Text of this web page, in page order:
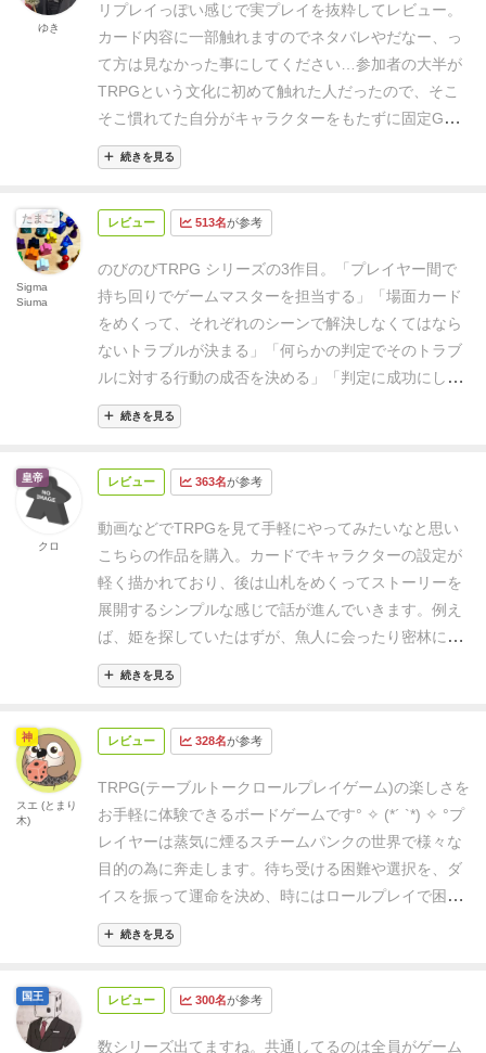
プレイヤーがキャラを演じる(ロールプレイ)にあたっ
て能力設定や性格づけが面倒
などの点が挙げられると
思うところ、
・ストーリーはカードをめくって場面場
面で自由に展開していくので事前の準備などはしなく
て良い ・ゲームマスターは場面ごとにスイッチしてい
き、ダイスあるいはロールプレイをどう感じたかとい
を進めるごとに引く光・闇カードによって付与される
のでキャラを練り込まなくて良い
やり易いのではないかと。TRPG未経験者4人で2度ほ
どプレイしましたが、最初はゲームマスターで判定を
するのが難しいな、プレイヤーでロールはどうしたら
いいんだろうなど考えて、場面ではゲームマスター・
場面プレイヤーの2人だけで進みがちになります。
こで場面プレイヤーでない他のプレイヤーも性格や職
業を活かしながら話を繋いで行くことで、みんなでこ
白かったかなと思います。
ャラや場面がランダムに決まるので、銃士だけど機械
オンチのキャラ付けがされてしまったり、飛空士だけ
ど列車や部屋や海底で話が展開して飛べない飛空士は
ただの人になってしまったりということはあります。
が、それはそれとして笑える感じに考えて、みんなで
フォローし合いながら進めていけば楽しめるかなと思
チームパンクの世界が好きならまずはクローズ会で試
してみてはいかがでしょうか。
リプレイっぽい感じで実プレイを抜粋してレビュー。
カード内容に一部触れますのでネタバレやだなー、っ
て方は見なかった事にしてください… 参加者の大半が
TRPGという文化に初めて触れた人だったので、そこ
そこ慣れてた自分がキャラクターをもたずに固定GM
として回しました。
事、機械屋、歌姫の5人
さん、誰を行方不明にしたい？」探偵「…妻、か
を元に帝国の飛空艇に潜り込んだが、警備は厳重
だ。」歌姫「歌で警備兵の注意を引きたい」GM「許
可。でも場面pcにもOKもらって」冒険家「ボーナス値
はダイス目次第？要らない」歌姫「いや、ダイスの期
待値的に絶対大丈夫だから！」（コロコロ、ボーナ
ス-1）冒険家「お・ま・え…」
じゃあ議題は『さっきの失敗は歌姫のせいかどう
か』」全員「歌姫のせい」歌姫「私のせいじゃない！
歌で説得力にボーナス乗せます」GM「おもろいから
許可」（コロコロ、ボーナス+3）全員「お・ま・
え…」GM「まぁ、ボーナス込みでも出目で負けたん
だけどね」全員「だいたいぜんぶ歌姫のせい」 こんな
感じでした。 ガチガチにルールを意識するより「設定
と判定のあるキャッチョコ」って雰囲気でゆる〜くや
った方が楽しいかもしれません
続きを見る
ゆき
レビュー 513名が参考
のびのびTRPG シリーズの3作目。
「プレイヤー間で
持ち回りでゲームマスターを担当する」「場面カード
をめくって、それぞれのシーンで解決しなくてはなら
ないトラブルが決まる」「何らかの判定でそのトラブ
ルに対する行動の成否を決める」「判定に成功にした
にしろ、失敗したにしろ、何らかの能力を得る」辺り
は、前作までと何も変わっていません。
ながら極度に技術が発達した世界を扱うSFという、非
「スチームパンク」の定義がある人ほど、 「これ、ス
チームパンクなのかなぁ？」という場面カードに出く
わすことになります。いっそ、スペースオペラか何か
をテーマにした方がよかったのでは、と思うぐらい
に。 とはいえ、勝手に期待して、勝手に違和感を感じ
ているだけですので、相変わらず、TRPG未経験者へ
りません。が、「剣と魔法の世界」「現代」と世界観
が簡単に共有できた前作までと比べて、今作は疑問符
をつけざるをえないのは事実です。ファンタジー、ホ
ラーと続いて今作に期待していただけに、一度感じて
しまった違和感がどうしても消えません。残念です。
続きを見る
たまご
Sigma
Siuma
レビュー 363名が参考
動画などでTRPGを見て手軽にやってみたいなと思い
こちらの作品を購入。カードでキャラクターの設定が
軽く描かれており、後は山札をめくってストーリーを
展開するシンプルな感じで話が進んでいきます。 例え
ば、姫を探していたはずが、魚人に会ったり密林に行
ったりと自分達では想像もしない様な展開になるので
面白いです。皆んなでゆるくのびのびと物語を楽しめ
続きを見る
皇帝
クロ
レビュー 328名が参考
TRPG(テーブルトークロールプレイゲーム)の楽しさを
お手軽に体験できるボードゲームです° ✧ (*´ `*) ✧ °プ
レイヤーは蒸気に煙るスチームパンクの世界で様々な
目的の為に奔走します。 待ち受ける困難や選択を、ダ
イスを振って運命を決め、時にはロールプレイで困難
を切り抜ける！
トやアイテムカードがあり、毎回違うシナリオが楽し
味のある方などにオススメですヽ(*^^*)ノ
続きを見る
神
スエ (とまり
木)
レビュー 300名が参考
数シリーズ出てますね。共通してるのは全員がゲーム
国王